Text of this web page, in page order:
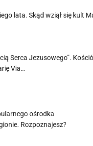
lata. Skąd wziął się kult
Serca Jezusowego”.
Via…
ośrodka
Rozpoznajesz?